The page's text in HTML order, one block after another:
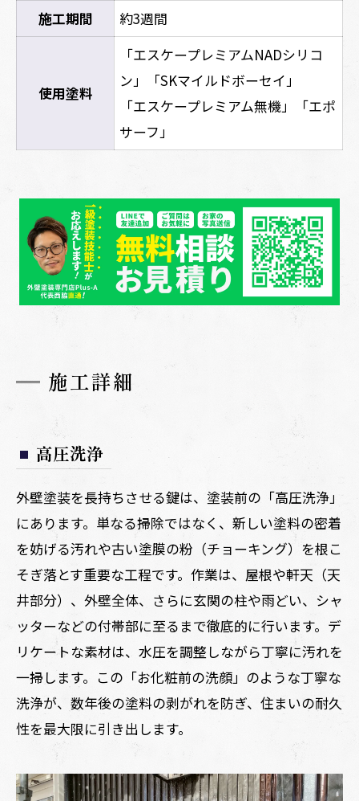
施工期間
約3週間
使用塗料
「エスケープレミアムNADシリコ
ン」「SKマイルドボーセイ」
「エスケープレミアム無機」「エポ
サーフ」
施工詳細
高圧洗浄
外壁塗装を長持ちさせる鍵は、塗装前の「高圧洗浄」
にあります。単なる掃除ではなく、新しい塗料の密着
を妨げる汚れや古い塗膜の粉（チョーキング）を根こ
そぎ落とす重要な工程です。作業は、屋根や軒天（天
井部分）、外壁全体、さらに玄関の柱や雨どい、シャ
ッターなどの付帯部に至るまで徹底的に行います。デ
リケートな素材は、水圧を調整しながら丁寧に汚れを
一掃します。この「お化粧前の洗顔」のような丁寧な
洗浄が、数年後の塗料の剥がれを防ぎ、住まいの耐久
性を最大限に引き出します。